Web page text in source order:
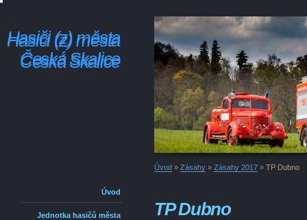
Hasiči (z) města
Česká Skalice
Hasiči (z) města
Česká Skalice
Úvod
Jednotka hasičů města
Úvod » Zásahy » Zásahy 2017 » TP Dubno
TP Dubno